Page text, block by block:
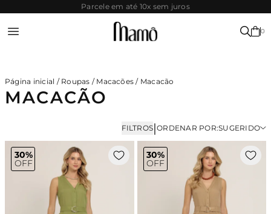
Parcela mínima R$80,00
0
Página inicial / Roupas / Macacões / Macacão
MACACÃO
FILTROS|ORDENAR POR:SUGERIDO
30%
OFF
30%
OFF